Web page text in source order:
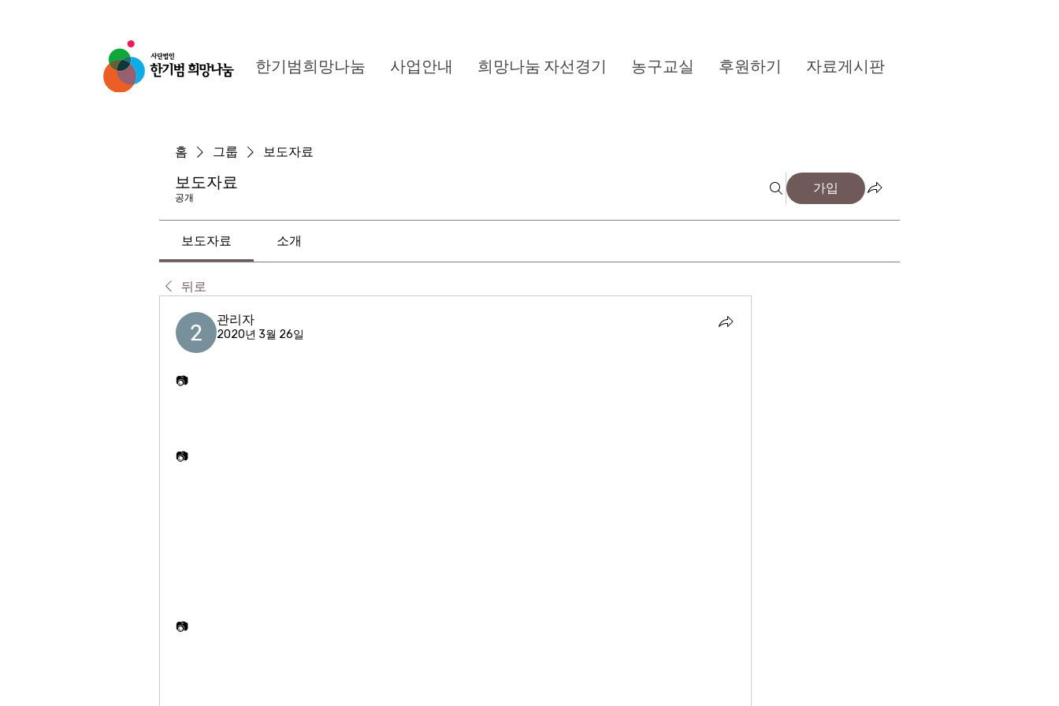
한기범희망나눔 사업안내 희망나눔 자선경기 농구교실 후원하기 자료게시판
홈 그룹 보도자료
보도자료
공개
가입
보도자료 소개
뒤로
관리자
2020년 3월 26일
📷
📷
📷